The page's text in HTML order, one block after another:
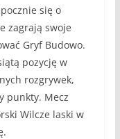
się o
zagrają swoje
Gryf Budowo.
pozycję w
rozgrywek,
punkty. Mecz
Wilcze laski w